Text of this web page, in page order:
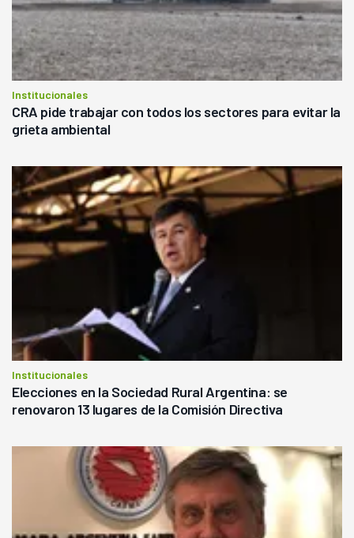
Institucionales
CRA pide trabajar con todos los sectores para evitar la
grieta ambiental
Institucionales
Elecciones en la Sociedad Rural Argentina: se
renovaron 13 lugares de la Comisión Directiva